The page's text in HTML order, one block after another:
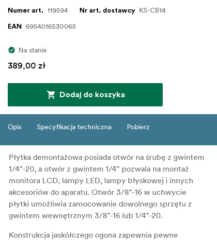
Numer art. 119594 Nr art. dostawcy KS-CB14
EAN 6954016530065
Na stanie
389,00 zł
Dodaj do koszyka
Opis Specyfikacja techniczna Pobierz
Płytka demontażowa posiada otwór na śrubę z gwintem
1/4”-20, a otwór z gwintem 1/4” pozwala na montaż
monitora LCD, lampy LED, lampy błyskowej i innych
akcesoriów do aparatu. Otwór 3/8”-16 w uchwycie
płytki umożliwia zamocowanie dowolnego sprzętu z
gwintem wewnętrznym 3/8”-16 lub 1/4”-20.
Konstrukcja jaskółczego ogona zapewnia pewne